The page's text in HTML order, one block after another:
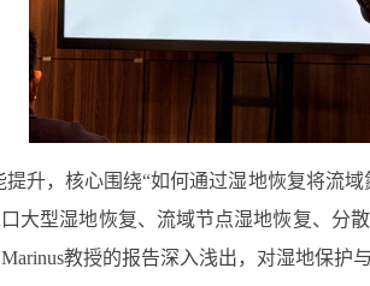
升，核心围绕“如何通过湿地恢复将流
大型湿地恢复、流域节点湿地恢复、分
Marinus教授的报告深入浅出，对湿地保护